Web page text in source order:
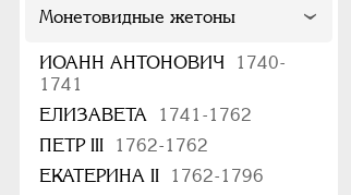
Монетовидные жетоны
ИОАНН АНТОНОВИЧ
1740-
1741
ЕЛИЗАВЕТА
1741-1762
ПЕТР III
1762-1762
ЕКАТЕРИНА II
1762-1796